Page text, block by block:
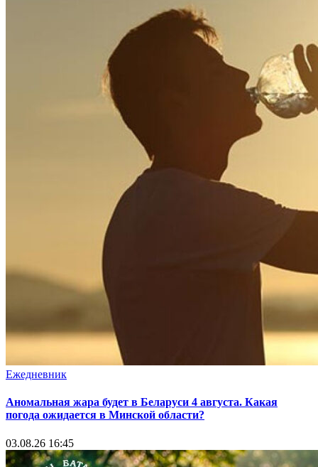
Ежедневник
Аномальная жара будет в Беларуси 4 августа. Какая
погода ожидается в Минской области?
03.08.26 16:45